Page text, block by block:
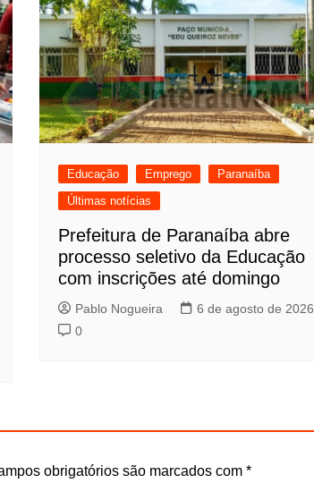
Educação Emprego
Paranaíba
Últimas notícias
Prefeitura de Paranaíba abre
processo seletivo da Educação
com inscrições até domingo
Pablo Nogueira
6 de agosto de 2026
0
obrigatórios são marcados com *